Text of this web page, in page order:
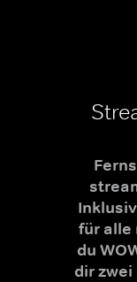
für alle
du
dir